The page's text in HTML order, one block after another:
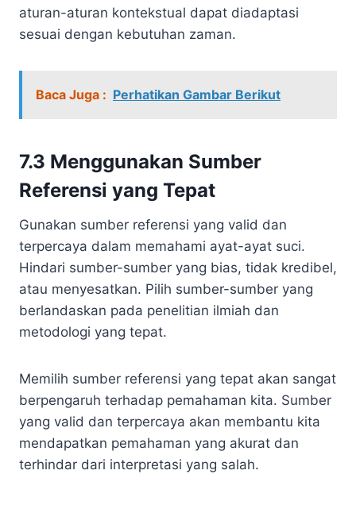
aturan-aturan kontekstual dapat diadaptasi
sesuai dengan kebutuhan zaman.
Baca Juga : Perhatikan Gambar Berikut
7.3 Menggunakan Sumber
Referensi yang Tepat
Gunakan sumber referensi yang valid dan
terpercaya dalam memahami ayat-ayat suci.
Hindari sumber-sumber yang bias, tidak kredibel,
atau menyesatkan. Pilih sumber-sumber yang
berlandaskan pada penelitian ilmiah dan
metodologi yang tepat.
Memilih sumber referensi yang tepat akan sangat
berpengaruh terhadap pemahaman kita. Sumber
yang valid dan terpercaya akan membantu kita
mendapatkan pemahaman yang akurat dan
terhindar dari interpretasi yang salah.